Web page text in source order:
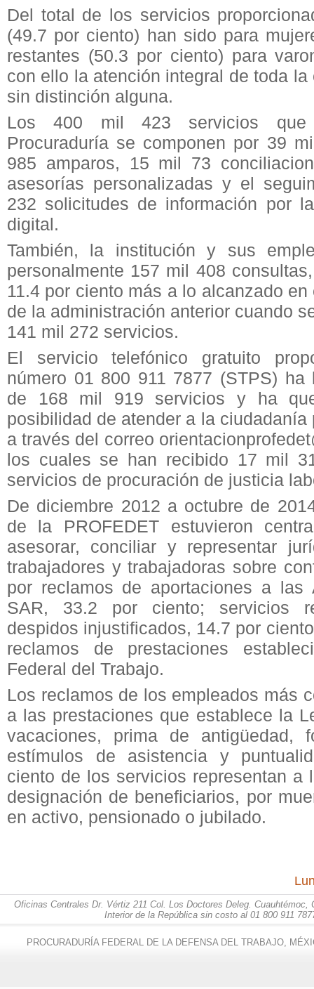
Del total de los servicios
(49.7 por ciento) han sido para
restantes (50.3 por ciento) para
con ello la atención integral de toda la
sin distinción alguna.
Los 400 mil 423 servicios que
Procuraduría se componen por 39
985 amparos, 15 mil 73
asesorías personalizadas y el
232 solicitudes de información por
digital.
También, la institución y sus
personalmente 157 mil 408
11.4 por ciento más a lo alcanzado
de la administración anterior cuando
141 mil 272 servicios.
El servicio telefónico gratuito
número 01 800 911 7877 (STPS) ha
de 168 mil 919 servicios y ha
posibilidad de atender a la ciudadanía
a través del correo
los cuales se han recibido 17 mil
servicios de procuración de justicia
De diciembre 2012 a octubre de
de la PROFEDET estuvieron
asesorar, conciliar y representar
trabajadores y trabajadoras sobre
por reclamos de aportaciones a las
SAR, 33.2 por ciento; servicios
despidos injustificados, 14.7 por
reclamos de prestaciones
Federal del Trabajo.
Los reclamos de los empleados más
a las prestaciones que establece la
vacaciones, prima de antigüedad,
estímulos de asistencia y
ciento de los servicios representan a
designación de beneficiarios, por
en activo, pensionado o jubilado.
Oficinas Centrales Dr. Vértiz 211 Col. Los Doctores Deleg.
Interior de la República sin costo al 01 800 911
PROCURADURÍA FEDERAL DE LA DEFENSA DEL TRABAJO,